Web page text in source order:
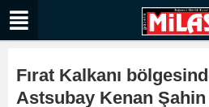
Fırat Kalkanı
Astsubay Kenan